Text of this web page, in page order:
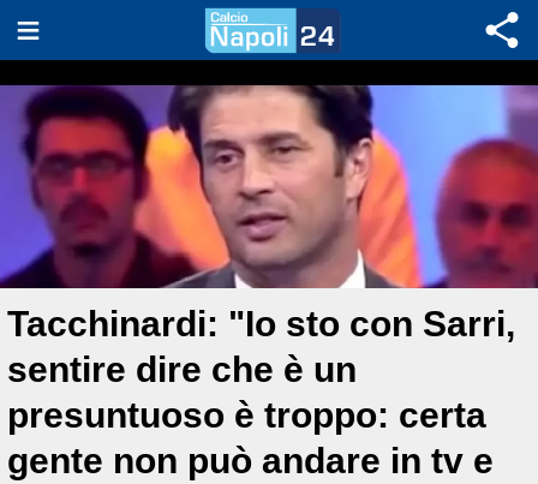
Tacchinardi: "Io sto con Sarri,
sentire dire che è un
presuntuoso è troppo: certa
gente non può andare in tv e